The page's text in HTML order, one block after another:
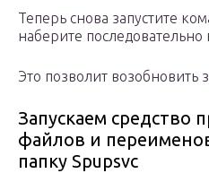
Теперь снова запустите
наберите
Это позволит возобновить
Запускаем средство
файлов и
папку Spupsvc